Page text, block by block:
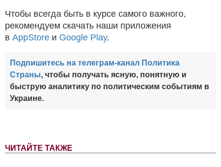
ЧИТАЙТЕ ТАКЖЕ
Чтобы всегда быть в курсе самого важного,
рекомендуем скачать наши приложения
в AppStore и Google Play.
Подпишитесь на телеграм-канал Политика
Страны, чтобы получать ясную, понятную и
быструю аналитику по политическим событиям в
Украине.